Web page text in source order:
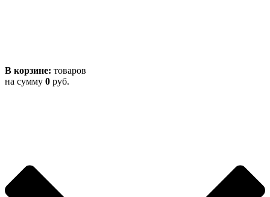
В корзине: товаров
на сумму 0 руб.